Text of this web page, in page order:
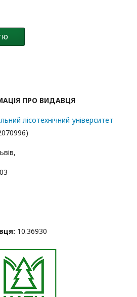
ПРО ВИДАВЦЯ
лісотехнічний університет
10.36930